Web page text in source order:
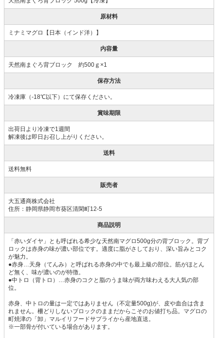
原材料
ミナミマグロ【日本（インド洋）】
内容量
天然南まぐろ背ブロック 約500ｇ×1
保存方法
冷凍庫（-18℃以下）にて保存ください。
賞味期限
出荷日より冷凍で1週間
解凍後は即日お召し上がりください。
送料
送料無料
販売者
大五通商株式会社
住所：静岡県静岡市葵区清閑町12-5
商品説明
「赤いダイヤ」とも呼ばれる希少な天然南マグロ500g分の背ブロック。背ブ
ロックは赤身の味が濃い部位です。適度に脂がさしており、深い旨みとコク
が魅力。
●赤身…天身（てんみ）と呼ばれる赤身の中でも最上級の部位。筋がほとん
ど無く、味が濃いのが特徴。
●中トロ（背トロ）…赤身のコクと脂のうま味が両方味わえる大人気の部
位。
赤身、中トロの量は一定ではありません（不定量500g)が、皮や血合は含ま
れません。柵どりしないブロックのままだからこそのお値打ち品。マグロの
町焼津の「卸」マルイリフードサプライから産地直送。
※一部骨が付いている場合があります。